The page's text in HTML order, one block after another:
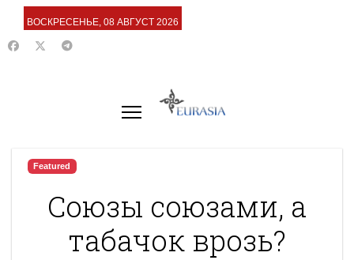
ВОСКРЕСЕНЬЕ, 08 АВГУСТ 2026
Featured
Cоюзы союзами, а
табачок врозь?